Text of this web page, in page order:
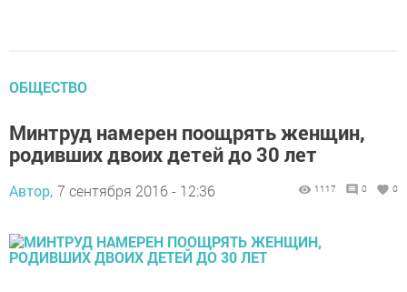
ОБЩЕСТВО
Минтруд намерен поощрять женщин,
родивших двоих детей до 30 лет
Автор, 7 сентября 2016 - 12:36 1117 0 0